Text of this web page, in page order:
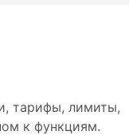
тарифы, лимиты,
к функциям.